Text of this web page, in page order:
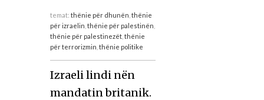
temat: thënie për dhunën thënie
për izraelin thënie për palestinën
thënie për palestinezët, thënie
për terrorizmin thënie politike
Izraeli lindi nën
mandatin britanik.